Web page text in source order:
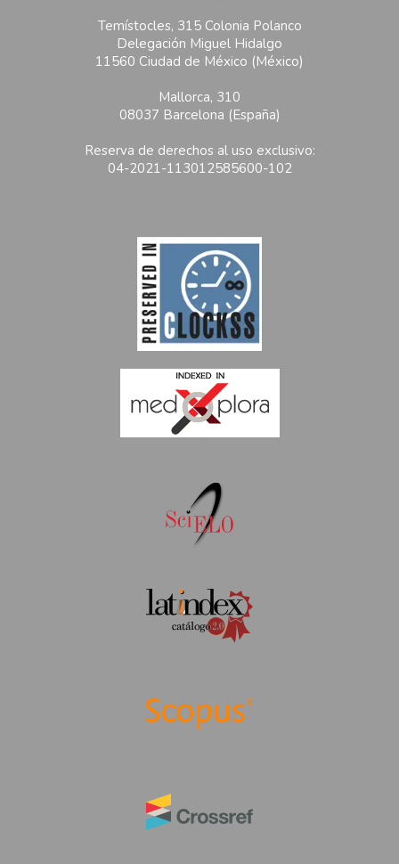
Temístocles, 315 Colonia Polanco
Delegación Miguel Hidalgo
11560 Ciudad de México (México)
Mallorca, 310
08037 Barcelona (España)
Reserva de derechos al uso exclusivo:
04-2021-113012585600-102